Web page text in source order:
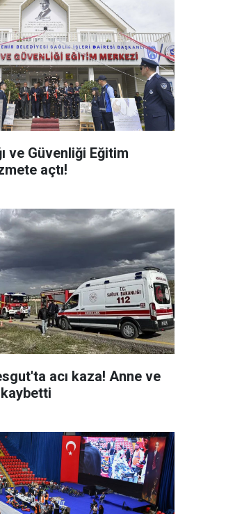
ve Güvenliği Eğitim
açtı!
acı kaza! Anne ve
kaybetti